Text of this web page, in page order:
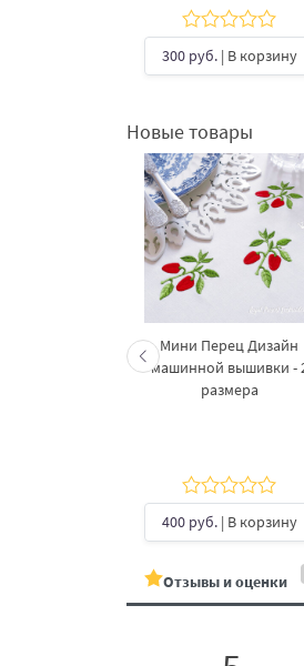
300 руб.| В корзину
Новые товары
Мини Перец Дизайн
машинной вышивки -
размера
400 руб.| В корзину
Отзывы и оценки